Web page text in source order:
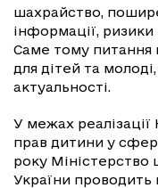
шахрайство,
інформації,
Саме тому питання
для дітей та
актуальності.
У межах реалізації
прав дитини у
року
України проводить